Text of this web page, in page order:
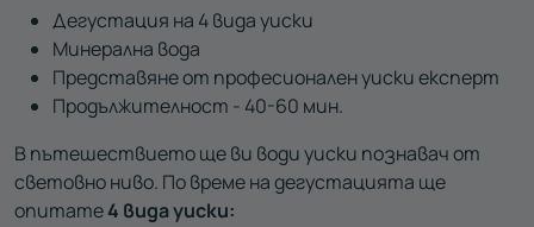
Дегустация на 4 вида уиски
Минерална вода
Представяне от професионален уиски експерт
Продължителност - 40-60 мин.
В пътешествието ще ви води уиски познавач от
световно ниво. По време на дегустацията ще
опитате4 вида уиски: